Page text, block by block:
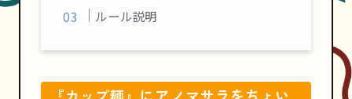
ルール説明